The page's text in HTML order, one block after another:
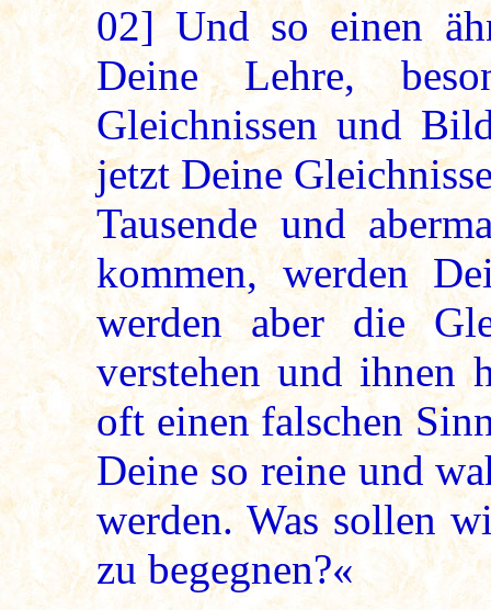
02]Und so einen
Deine Lehre,
Gleichnissen und
jetzt Deine
Tausende und
kommen, werden
werden aber die
verstehen und ihnen
oft einen falschen
Deine so reine und
werden. Was sollen
zu begegnen?«